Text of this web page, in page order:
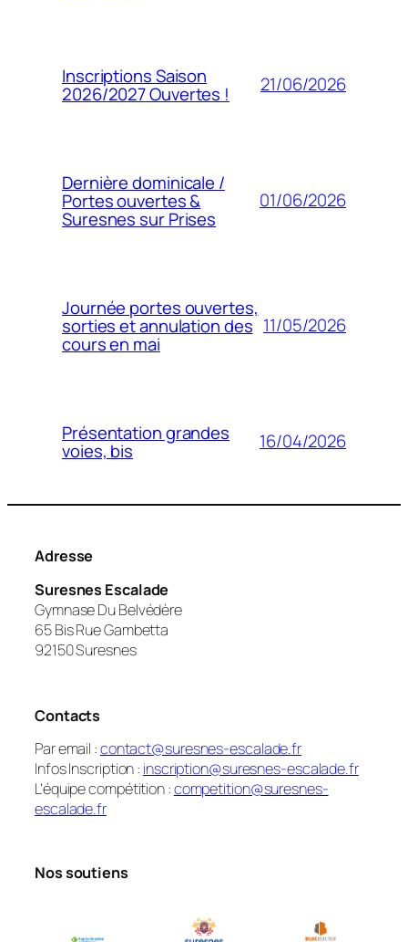
Inscriptions Saison
2026/2027 Ouvertes ! 21/06/2026
Dernière dominicale /
Portes ouvertes &
Suresnes sur Prises
01/06/2026
Journée portes ouvertes,
sorties et annulation des
cours en mai
11/05/2026
Présentation grandes
voies, bis 16/04/2026
Adresse
Suresnes Escalade
Gymnase Du Belvédère
65 Bis Rue Gambetta
92150 Suresnes
Contacts
Par email :contact@suresnes-escalade.fr
Infos Inscription : inscription@suresnes-escalade.fr
L’équipe compétition :competition@suresnes-
escalade.fr
Nos soutiens